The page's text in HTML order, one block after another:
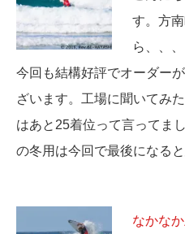
す。方
ら、、
今回も結構好評でオーダー
ざいます。工場に聞いてみ
はあと25着位って言ってま
の冬用は今回で最後になる
なかな